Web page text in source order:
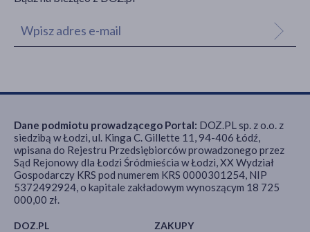
DOZ.PL ZAKUPY
Dane podmiotu prowadzącego Portal: DOZ.PL sp. z o.o. z
siedzibą w Łodzi, ul. Kinga C. Gillette 11, 94-406 Łódź,
wpisana do Rejestru Przedsiębiorców prowadzonego przez
Sąd Rejonowy dla Łodzi Śródmieścia w Łodzi, XX Wydział
Gospodarczy KRS pod numerem KRS 0000301254, NIP
5372492924, o kapitale zakładowym wynoszącym 18 725
000,00 zł.